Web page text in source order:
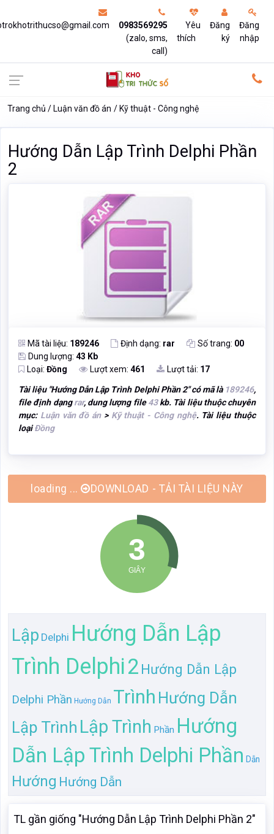
0983569295
(zalo, sms,
call)
Yêu
thích
Đăng
ký
Đăng
nhập
Trang chủ Luận văn đồ án Kỹ thuật - Công nghệ
Hướng Dẫn Lập Trình Delphi Phần
2
Mã tài liệu: 189246 Định dạng: rar Số trang: 00
Dung lượng: 43 Kb
Loại: Đồng Lượt xem: 461 Lượt tải: 17
Tài liệu "Hướng Dẫn Lập Trình Delphi Phần 2" có mã là 189246,
file định dạngrar, dung lượng file43kb. Tài liệu thuộc chuyên
mục: Luận văn đồ án> Kỹ thuật - Công nghệ. Tài liệu thuộc
loạiĐồng
loading ... DOWNLOAD - TẢI TÀI LIỆU NÀY
Lập Delphi Hướng Dẫn Lập
Trình Delphi2 Hướng Dẫn Lập
Delphi Phần Hướng Dẫn Trình Hướng Dẫn
Lập Trình Lập Trình Phần Hướng
Dẫn Lập Trình Delphi Phần Dẫn
Hướng Hướng Dẫn
TL gần giống "Hướng Dẫn Lập Trình Delphi Phần 2"